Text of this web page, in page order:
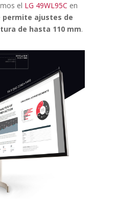
el LG 49WL95C en
permite ajustes de
de hasta 110 mm.